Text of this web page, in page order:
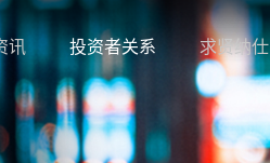
讯 投资者关系 求贤纳仕